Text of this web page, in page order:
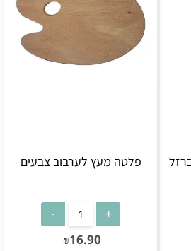
פלטה מעץ לערבוב צבעים
₪16.90